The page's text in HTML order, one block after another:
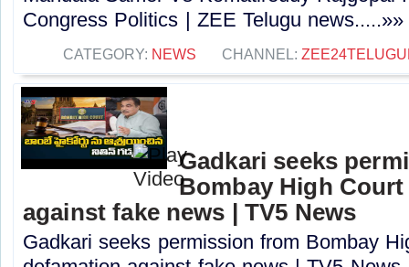
Congress Politics | ZEE Telugu news.....»»
CATEGORY: NEWS CHANNEL:
Gadkari seeks
Bombay High
against fake news | TV5 News
Gadkari seeks permission from Bombay